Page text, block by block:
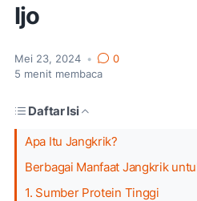
Ijo
Mei 23, 2024 •
0
5 menit membaca
Daftar Isi
Apa Itu Jangkrik?
Berbagai Manfaat Jangkrik
1. Sumber Protein Tinggi